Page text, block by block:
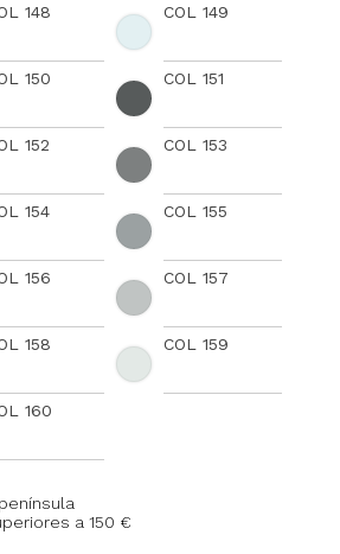
148 COL 149
150 COL 151
152 COL 153
154 COL 155
156 COL 157
158 COL 159
160
a 150 €